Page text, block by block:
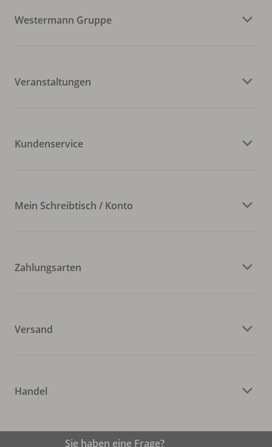
Westermann Gruppe
Veranstaltungen
Kundenservice
Mein Schreibtisch / Konto
Zahlungsarten
Versand
Handel
Sie haben eine Frage?